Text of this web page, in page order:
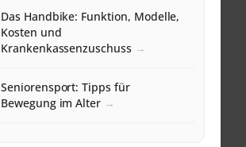
Das Handbike: Funktion, Modelle,
Kosten und
Krankenkassenzuschuss
Seniorensport: Tipps für
Bewegung im Alter